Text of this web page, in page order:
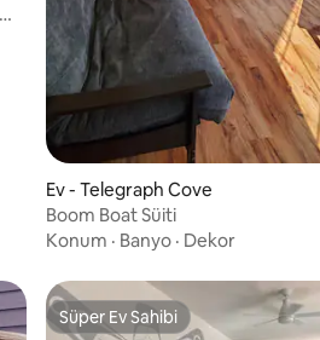
Ev - Telegraph Cove
Boom Boat Süiti
Konum · Banyo · Dekor
Süper Ev Sahibi
Süper Ev Sahibi